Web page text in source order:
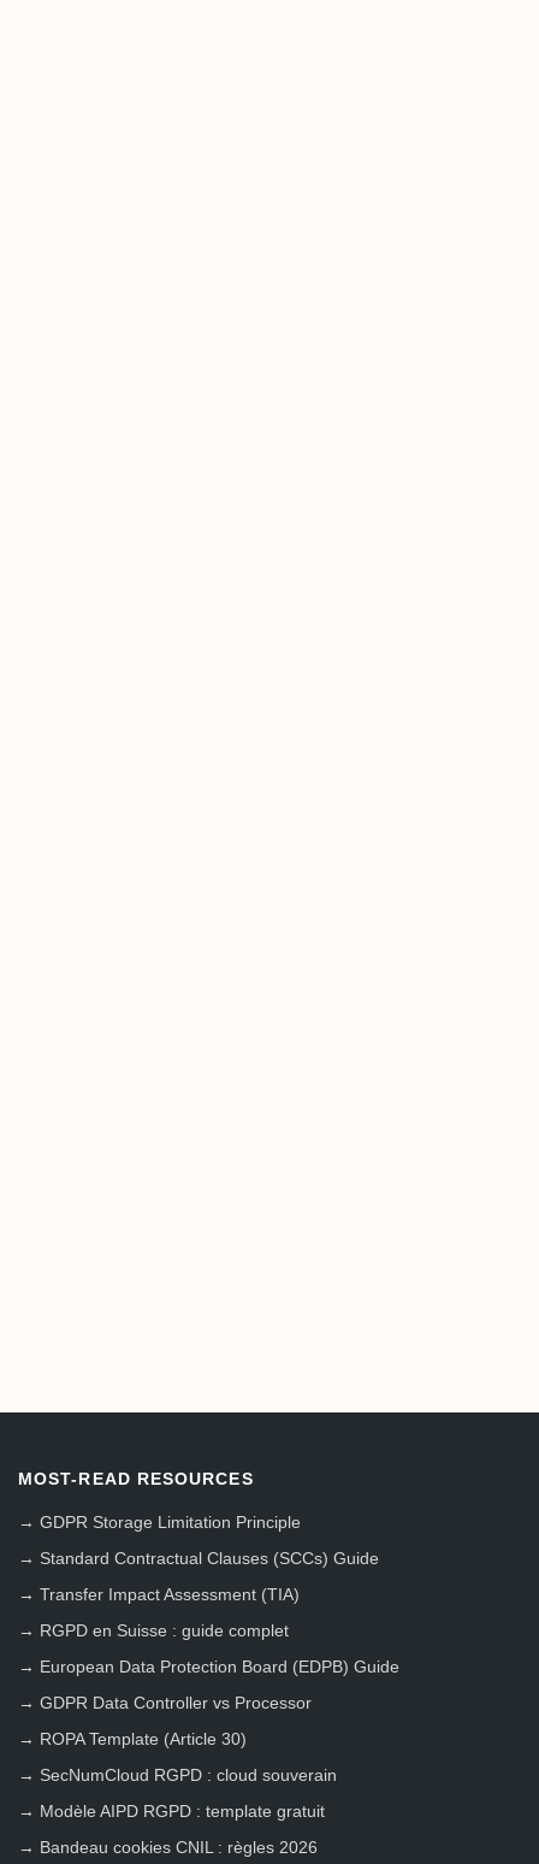
MOST-READ RESOURCES
→ GDPR Storage Limitation Principle
→ Standard Contractual Clauses (SCCs) Guide
→ Transfer Impact Assessment (TIA)
→ RGPD en Suisse : guide complet
→ European Data Protection Board (EDPB) Guide
→ GDPR Data Controller vs Processor
→ ROPA Template (Article 30)
→ SecNumCloud RGPD : cloud souverain
→ Modèle AIPD RGPD : template gratuit
→ Bandeau cookies CNIL : règles 2026